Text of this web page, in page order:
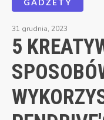
31 grudnia, 2023
5